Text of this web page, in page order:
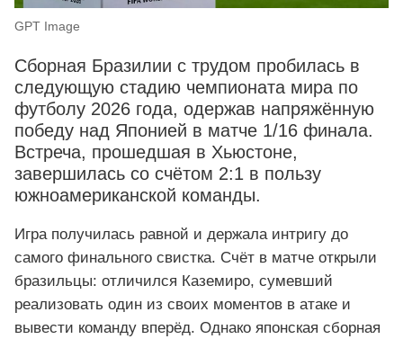
GPT Image
Сборная Бразилии с трудом пробилась в
следующую стадию чемпионата мира по
футболу 2026 года, одержав напряжённую
победу над Японией в матче 1/16 финала.
Встреча, прошедшая в Хьюстоне,
завершилась со счётом 2:1 в пользу
южноамериканской команды.
Игра получилась равной и держала интригу до
самого финального свистка. Счёт в матче открыли
бразильцы: отличился Каземиро, сумевший
реализовать один из своих моментов в атаке и
вывести команду вперёд. Однако японская сборная